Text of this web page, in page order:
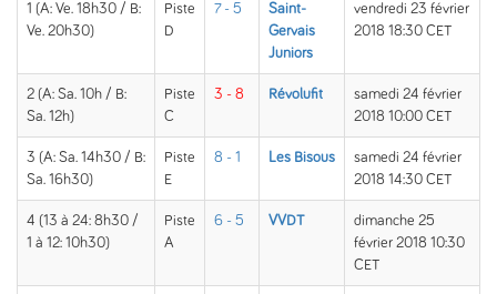
1 (A: Ve. 18h30 / B:
Ve. 20h30)
Piste
D
7 - 5
Saint-
Gervais
Juniors
vendredi 23 février
2018 18:30 CET
2 (A: Sa. 10h / B:
Sa. 12h)
Piste
C
3 - 8 Révolufit
samedi 24 février
2018 10:00 CET
3 (A: Sa. 14h30 / B:
Sa. 16h30)
Piste
E
8 - 1 Les Bisous
samedi 24 février
2018 14:30 CET
4 (13 à 24: 8h30 /
1 à 12: 10h30)
Piste
A
6 - 5 VVDT
dimanche 25
février 2018 10:30
CET